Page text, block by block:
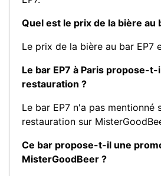
Quel est le prix de la bière au
Le prix de la bière au bar EP7
Le bar EP7 à Paris propose-t-
restauration ?
Le bar EP7 n'a pas mentionné
restauration sur
Ce bar propose-t-il une
MisterGoodBeer ?